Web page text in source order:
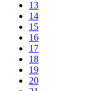
13
14
15
16
17
18
19
20